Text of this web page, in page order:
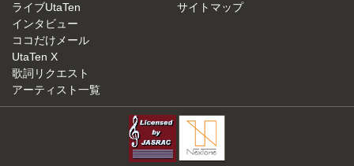
ライブUtaTen
インタビュー
ココだけメール
UtaTen X
歌詞リクエスト
アーティスト一覧
サイトマップ